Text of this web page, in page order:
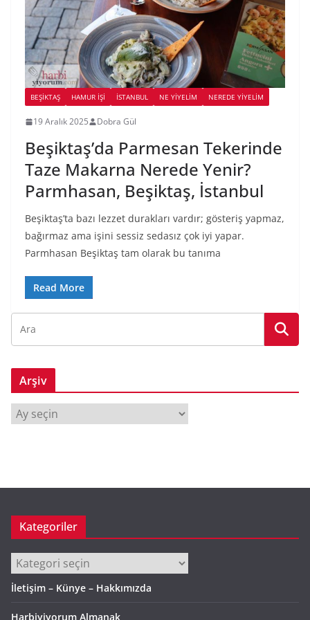
BEŞIKTAŞ HAMUR İŞI İSTANBUL NE YİYELİM NEREDE YİYELİM
19 Aralık 2025 Dobra Gül
Beşiktaş’da Parmesan Tekerinde
Taze Makarna Nerede Yenir?
Parmhasan, Beşiktaş, İstanbul
Beşiktaş’ta bazı lezzet durakları vardır; gösteriş yapmaz,
bağırmaz ama işini sessiz sedasız çok iyi yapar.
Parmhasan Beşiktaş tam olarak bu tanıma
Read More
Arşiv
Kategoriler
Kategoriler
İletişim – Künye – Hakkımızda
Harbiyiyorum Almanak